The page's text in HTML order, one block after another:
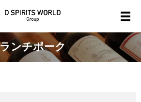
メ
ランチポーク